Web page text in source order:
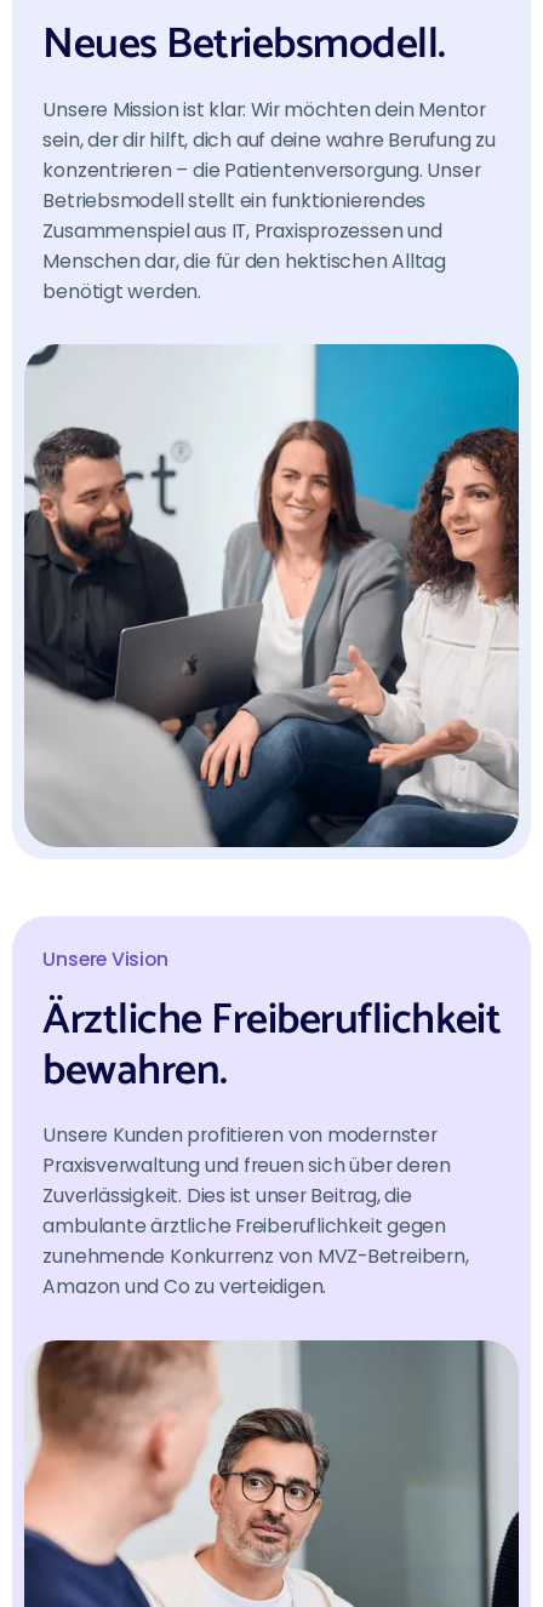
NeuesBetriebsmodell.
Unsere Mission ist klar: Wir möchten dein Mentor
sein, der dir hilft, dich auf deine wahre Berufung zu
konzentrieren – die Patientenversorgung. Unser
Betriebsmodell stellt ein funktionierendes
Zusammenspiel aus IT, Praxisprozessen und
Menschen dar, die für den hektischen Alltag
benötigt werden.
Unsere Vision
Ärztliche Freiberuflichkeit
bewahren.
Unsere Kunden profitieren von modernster
Praxisverwaltung und freuen sich über deren
Zuverlässigkeit. Dies ist unser Beitrag, die
ambulante ärztliche Freiberuflichkeit gegen
zunehmende Konkurrenz von MVZ-Betreibern,
Amazon und Co zu verteidigen.